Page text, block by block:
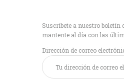
Suscríbete a nuestro boletín
mantente al día con las
Dirección de correo